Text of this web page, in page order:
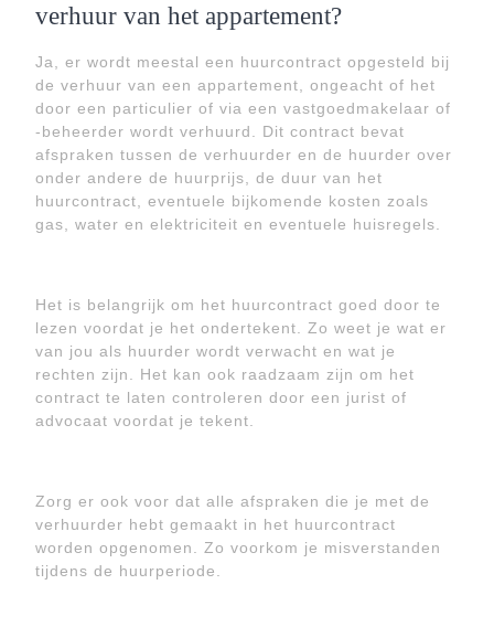
verhuur van het appartement?
Ja, er wordt meestal een huurcontract opgesteld bij
de verhuur van een appartement, ongeacht of het
door een particulier of via een vastgoedmakelaar of
-beheerder wordt verhuurd. Dit contract bevat
afspraken tussen de verhuurder en de huurder over
onder andere de huurprijs, de duur van het
huurcontract, eventuele bijkomende kosten zoals
gas, water en elektriciteit en eventuele huisregels.
Het is belangrijk om het huurcontract goed door te
lezen voordat je het ondertekent. Zo weet je wat er
van jou als huurder wordt verwacht en wat je
rechten zijn. Het kan ook raadzaam zijn om het
contract te laten controleren door een jurist of
advocaat voordat je tekent.
Zorg er ook voor dat alle afspraken die je met de
verhuurder hebt gemaakt in het huurcontract
worden opgenomen. Zo voorkom je misverstanden
tijdens de huurperiode.